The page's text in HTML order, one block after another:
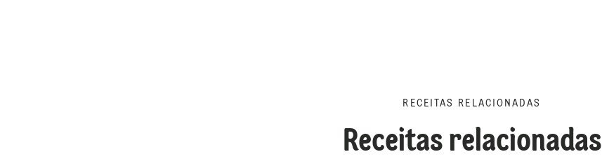
RECEITAS RELACIONADAS
Receitas relacionadas